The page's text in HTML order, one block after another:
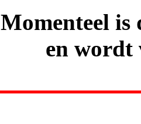
Momenteel is
en wordt